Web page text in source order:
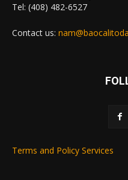
Tel: (408) 482-6527
Contact us:
Terms and Policy Services